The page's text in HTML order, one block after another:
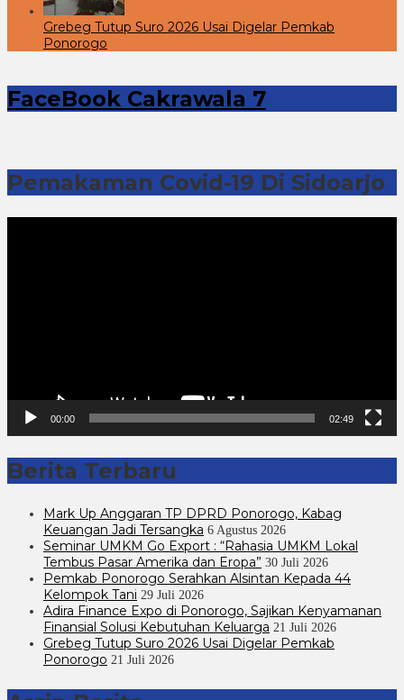
Grebeg Tutup Suro 2026 Usai Digelar Pemkab
Ponorogo
FaceBook Cakrawala 7
Pemakaman Covid-19 Di Sidoarjo
00:00 02:49
Berita Terbaru
Mark Up Anggaran TP DPRD Ponorogo, Kabag
Keuangan Jadi Tersangka 6 Agustus 2026
Seminar UMKM Go Export : “Rahasia UMKM Lokal
Tembus Pasar Amerika dan Eropa” 30 Juli 2026
Pemkab Ponorogo Serahkan Alsintan Kepada 44
Kelompok Tani 29 Juli 2026
Adira Finance Expo di Ponorogo, Sajikan Kenyamanan
Finansial Solusi Kebutuhan Keluarga 21 Juli 2026
Grebeg Tutup Suro 2026 Usai Digelar Pemkab
Ponorogo 21 Juli 2026